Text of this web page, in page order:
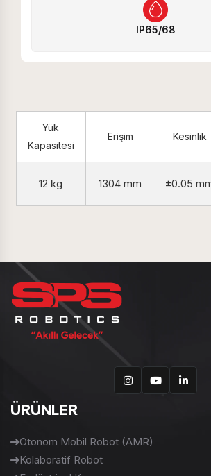
IP65/68
Yük
Kapasitesi
Erişim Kesinlik
12 kg 1304 mm ±0.05
ÜRÜNLER
Otonom Mobil Robot (AMR)
Kolaboratif Robot